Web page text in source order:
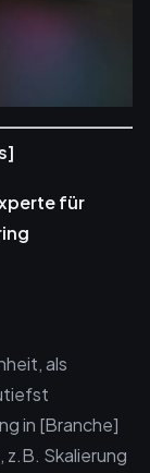
für
als
in [Branche]
z.B. Skalierung